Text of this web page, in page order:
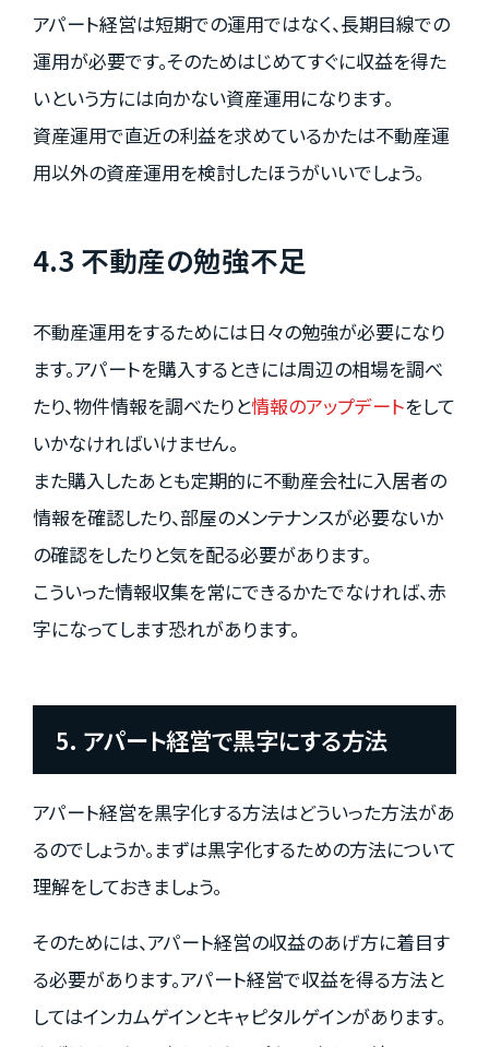
アパート経営は短期での運用ではなく、長期目線での
運用が必要です。そのためはじめてすぐに収益を得た
いという方には向かない資産運用になります。
資産運用で直近の利益を求めているかたは不動産運
用以外の資産運用を検討したほうがいいでしょう。
4.3 不動産の勉強不足
不動産運用をするためには日々の勉強が必要になり
ます。アパートを購入するときには周辺の相場を調べ
たり、物件情報を調べたりと情報のアップデートをして
いかなければいけません。
また購入したあとも定期的に不動産会社に入居者の
情報を確認したり、部屋のメンテナンスが必要ないか
の確認をしたりと気を配る必要があります。
こういった情報収集を常にできるかたでなければ、赤
字になってします恐れがあります。
5. アパート経営で黒字にする方法
アパート経営を黒字化する方法はどういった方法があ
るのでしょうか。まずは黒字化するための方法について
理解をしておきましょう。
そのためには、アパート経営の収益のあげ方に着目す
る必要があります。アパート経営で収益を得る方法と
してはインカムゲインとキャピタルゲインがあります。